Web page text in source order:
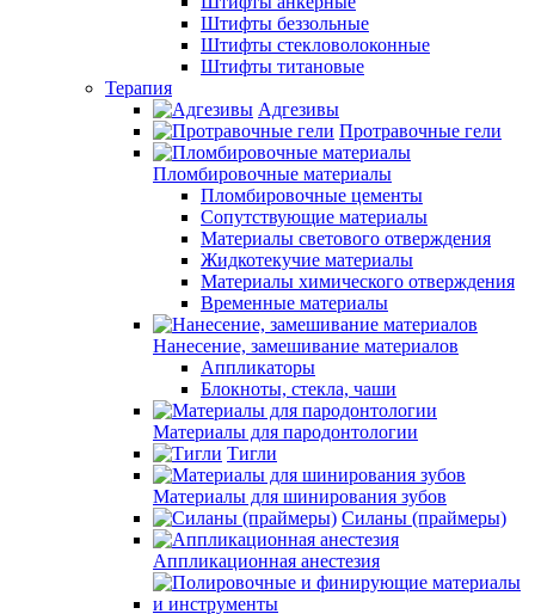
Штифты беззольные
Штифты стекловолоконные
Штифты титановые
Терапия
Адгезивы
Протравочные гели
Пломбировочные материалы
Пломбировочные цементы
Сопутствующие материалы
Материалы светового отверждения
Жидкотекучие материалы
Материалы химического отверждения
Временные материалы
Нанесение, замешивание материалов
Аппликаторы
Блокноты, стекла, чаши
Материалы для пародонтологии
Тигли
Материалы для шинирования зубов
Силаны (праймеры)
Аппликационная анестезия